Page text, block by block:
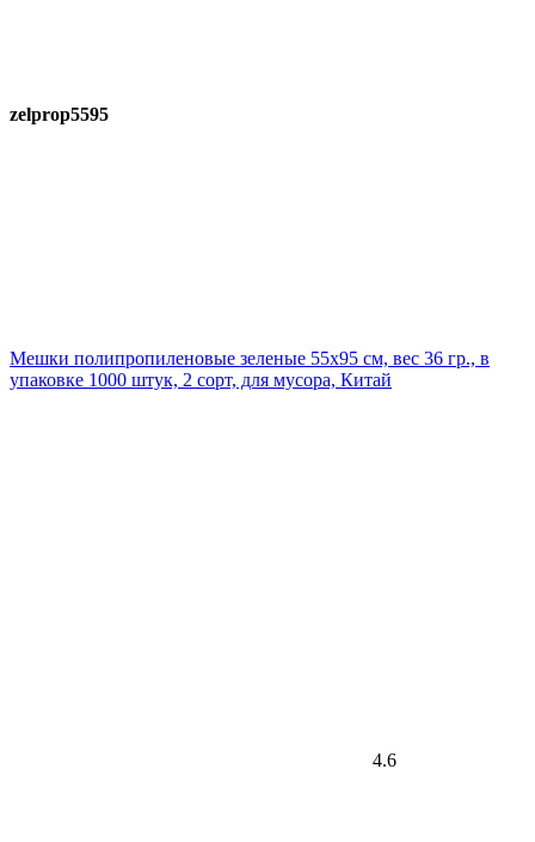
zelprop5595
Мешки полипропиленовые зеленые 55х95 см, вес 36 гр., в
упаковке 1000 штук, 2 сорт, для мусора, Китай
4.6